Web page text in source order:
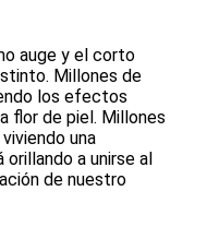
auge y el corto
Millones de
los efectos
flor de piel. Millones
una
a unirse al
de nuestro